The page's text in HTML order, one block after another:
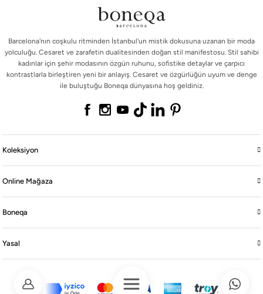
Barcelona'nın coşkulu ritminden İstanbul'un mistik dokusuna uzanan bir moda
yolculuğu. Cesaret ve zarafetin dualitesinden doğan stil manifestosu. Stil sahibi
kadınlar için şehir modasının özgün ruhunu, sofistike detaylar ve çarpıcı
kontrastlarla birleştiren yeni bir anlayış. Cesaret ve özgürlüğün uyum ve denge
ile buluştuğu Boneqa dünyasına hoş geldiniz.
Koleksiyon
Online Mağaza
Boneqa
Yasal